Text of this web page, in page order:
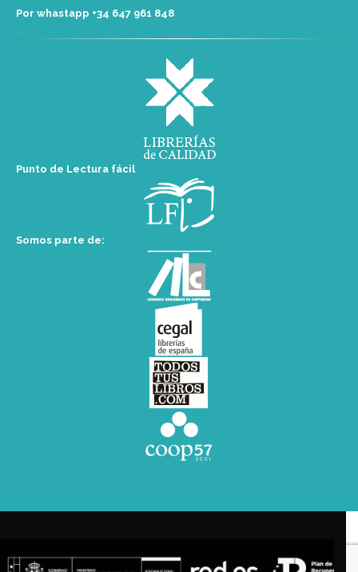
Por whastapp +34 ‭647 961 848‬
Punto de Lectura fácil
Somos parte de: